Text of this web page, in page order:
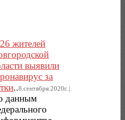
жителей
выявили
за
..8.сентября.2020г..|.
данным